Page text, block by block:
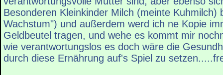
Besonderen Kleinkinder Milch (meinte Kuhmilch)
Wachstum") und außerdem werd ich ne Kopie
Geldbeutel tragen, und wehe es kommt mir
wie verantwortungslos es doch wäre die
durch diese Ernährung auf's Spiel zu